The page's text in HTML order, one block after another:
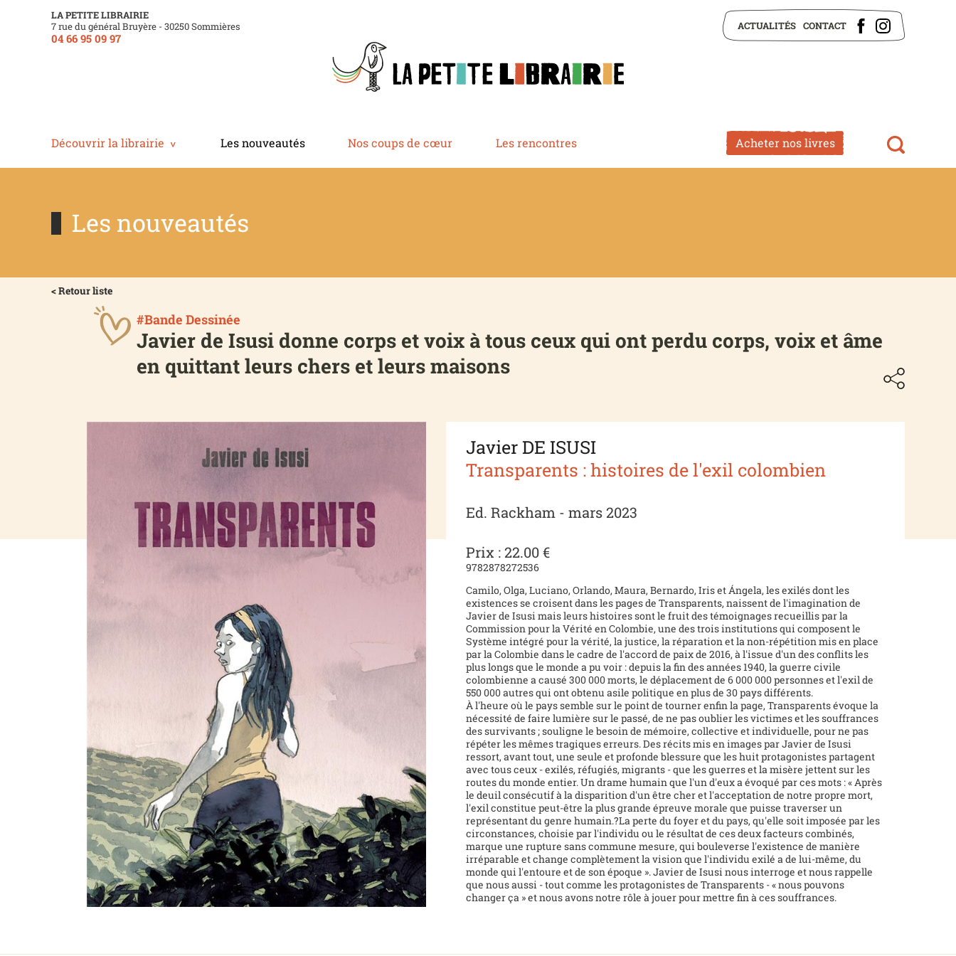
LA PETITE LIBRAIRIE
7 rue du général Bruyère - 30250 Sommières
04 66 95 09 97
ACTUALITÉS CONTACT
Découvrir la librairie Les nouveautés Nos coups de cœur Les rencontres Acheter nos livres
Les nouveautés
< Retour liste
#Bande Dessinée
Javier de Isusi donne corps et voix à tous ceux qui ont perdu corps, voix et âme
en quittant leurs chers et leurs maisons
Javier DE ISUSI
Transparents : histoires de l'exil colombien
Ed. Rackham - mars 2023
Prix : 22.00 €
9782878272536
Camilo, Olga, Luciano, Orlando, Maura, Bernardo, Iris et Ángela, les exilés dont les
existences se croisent dans les pages de Transparents, naissent de l'imagination de
Javier de Isusi mais leurs histoires sont le fruit des témoignages recueillis par la
Commission pour la Vérité en Colombie, une des trois institutions qui composent le
Système intégré pour la vérité, la justice, la réparation et la non-répétition mis en place
par la Colombie dans le cadre de l'accord de paix de 2016, à l'issue d'un des conflits les
plus longs que le monde a pu voir : depuis la fin des années 1940, la guerre civile
colombienne a causé 300 000 morts, le déplacement de 6 000 000 personnes et l'exil de
550 000 autres qui ont obtenu asile politique en plus de 30 pays différents.
À l'heure où le pays semble sur le point de tourner enfin la page, Transparents évoque la
nécessité de faire lumière sur le passé, de ne pas oublier les victimes et les souffrances
des survivants ; souligne le besoin de mémoire, collective et individuelle, pour ne pas
répéter les mêmes tragiques erreurs. Des récits mis en images par Javier de Isusi
ressort, avant tout, une seule et profonde blessure que les huit protagonistes partagent
avec tous ceux - exilés, réfugiés, migrants - que les guerres et la misère jettent sur les
routes du monde entier. Un drame humain que l'un d'eux a évoqué par ces mots : « Après
le deuil consécutif à la disparition d'un être cher et l'acceptation de notre propre mort,
l'exil constitue peut-être la plus grande épreuve morale que puisse traverser un
représentant du genre humain.?La perte du foyer et du pays, qu'elle soit imposée par les
circonstances, choisie par l'individu ou le résultat de ces deux facteurs combinés,
marque une rupture sans commune mesure, qui bouleverse l'existence de manière
irréparable et change complètement la vision que l'individu exilé a de lui-même, du
monde qui l'entoure et de son époque ». Javier de Isusi nous interroge et nous rappelle
que nous aussi - tout comme les protagonistes de Transparents - « nous pouvons
changer ça » et nous avons notre rôle à jouer pour mettre fin à ces souffrances.